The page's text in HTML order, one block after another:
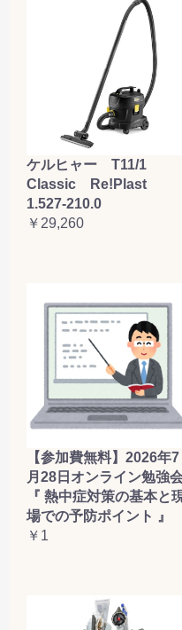
ケルヒャー T11/1
Classic Re!Plast
1.527-210.0
￥29,260
【参加費無料】2026年7
月28日オンライン勉強
『 熱中症対策の基本と
場での予防ポイント 』
￥1